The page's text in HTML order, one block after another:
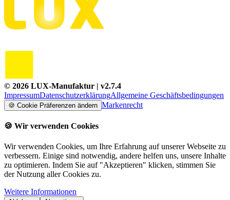
© 2026 LUX-Manufaktur | v2.7.4
ImpressumDatenschutzerklärungAllgemeine Geschäftsbedingungen
🍪 Cookie Präferenzen ändern Markenrecht
🍪 Wir verwenden Cookies
Wir verwenden Cookies, um Ihre Erfahrung auf unserer Webseite zu
verbessern. Einige sind notwendig, andere helfen uns, unsere Inhalte
zu optimieren. Indem Sie auf "Akzeptieren" klicken, stimmen Sie
der Nutzung aller Cookies zu.
Weitere Informationen